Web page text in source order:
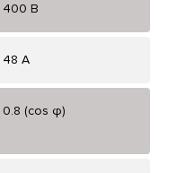
400 В
48 А
0.8 (cos φ)